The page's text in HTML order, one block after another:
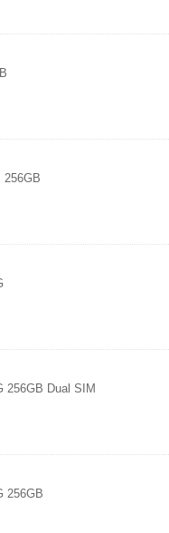
256GB
256GB Dual SIM
256GB